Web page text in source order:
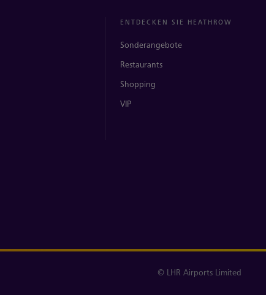
ENTDECKEN SIE HEATHROW
Sonderangebote
Restaurants
Shopping
VIP
© LHR Airports Limited